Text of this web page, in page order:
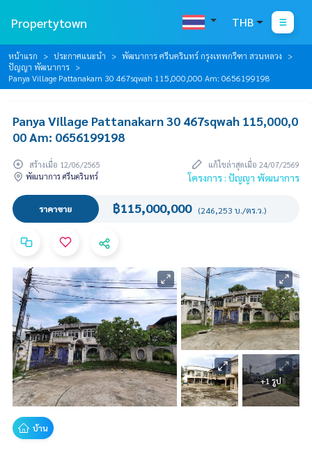
Propertytown THB
หน้าแรก ประกาศแนะนำ
พัฒนาการ ศรีนครินทร์ กรุงเทพกรีฑา สวนหลวง
ปัญญา พัฒนาการ
Panya Village Pattanakarn 30 467sqwah 115,000,000 Am: 0656199198
Panya Village Pattanakarn 30 467sqwah 115,000,0
00 Am: 0656199198
สร้างเมื่อ 12/06/2565
แก้ไขล่าสุดเมื่อ 24/07/2569
พัฒนาการ ศรีนครินทร์
โครงการ : ปัญญา พัฒนาการ
ราคาขาย ฿115,000,000 (246,253 บ./ตร.ว.)
+1 รูป
บ้าน